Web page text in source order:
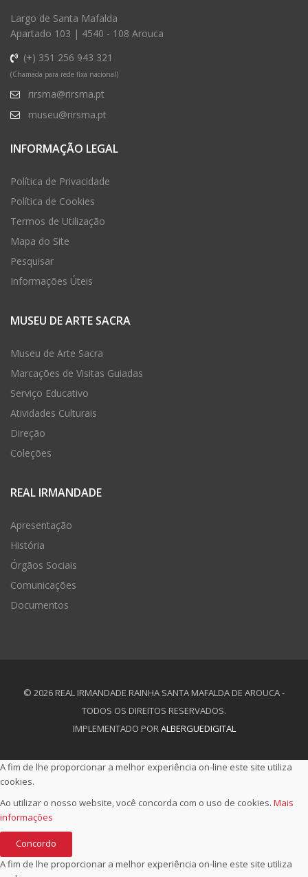
Largo de Santa Mafalda
Apartado 103 | 4540 - 108 Arouca
(+) 351 256 943 321
(Chamada para rede fixa nacional)
rirsma@rirsma.pt
museu@rirsma.pt
INFORMAÇÃO LEGAL
Política de Privacidade
Política de Cookies
Termos de Utilização
Mapa do Site
Pesquisar
Informações Úteis
MUSEU DE ARTE SACRA
Museu de Arte Sacra
Marcações de Visitas Guiadas
Serviço Educativo
Atividades Culturais
Direção
Coleções
REAL IRMANDADE
Apresentação
História
Órgãos Sociais
Comunicações
Documentos
© 2026 REAL IRMANDADE RAINHA SANTA MAFALDA DE AROUCA -
TODOS OS DIREITOS RESERVADOS.
IMPLEMENTADO PORALBERGUEDIGITAL
A fim de lhe proporcionar a melhor experiência on-line este site utiliza
cookies.
Ao utilizar o nosso website, você concorda com o uso de cookies. Mais
informações
Concordo
A fim de lhe proporcionar a melhor experiência on-line este site utiliza